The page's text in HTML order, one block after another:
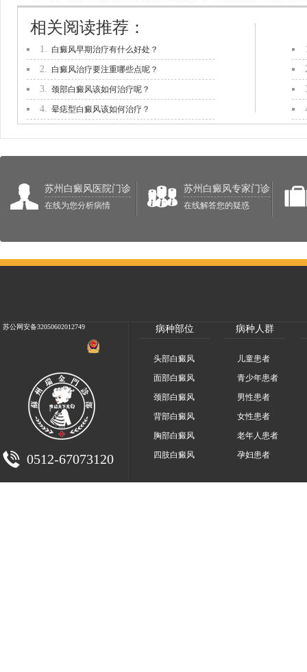
1. 白癜风早期治疗有什么好处？
2. 白癜风治疗要注重哪些点呢？
3. 颈部白癜风该如何治疗呢？
4. 晕痣型白癜风该如何治疗？
相关阅读推荐：
苏州白癜风医院门诊
在线为您分析病情
苏州白癜风专家门诊
在线解答您的疑惑
苏公网安备32050602012749
0512-67073120
病种部位 病种人群
头部白癜风
面部白癜风
颈部白癜风
背部白癜风
胸部白癜风
四肢白癜风
儿童患者
青少年患者
男性患者
女性患者
老年人患者
孕妇患者